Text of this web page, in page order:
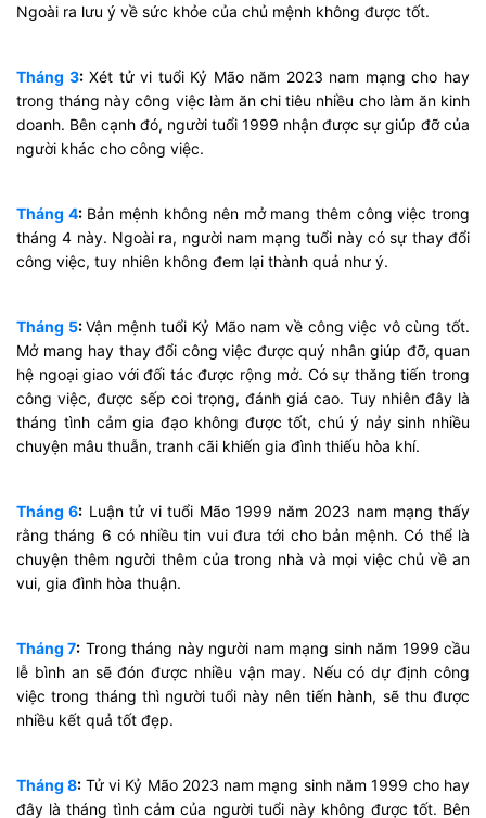
Ngoài ra lưu ý về sức khỏe của chủ mệnh không được tốt.
Tháng 3:Xét tử vi tuổi Kỷ Mão năm 2023 nam mạng cho hay
trong tháng này công việc làm ăn chi tiêu nhiều cho làm ăn kinh
doanh. Bên cạnh đó, người tuổi 1999 nhận được sự giúp đỡ của
người khác cho công việc.
Tháng 4:Bản mệnh không nên mở mang thêm công việc trong
tháng 4 này. Ngoài ra, người nam mạng tuổi này có sự thay đổi
công việc, tuy nhiên không đem lại thành quả như ý.
Tháng 5:Vận mệnh tuổi Kỷ Mão nam về công việc vô cùng tốt.
Mở mang hay thay đổi công việc được quý nhân giúp đỡ, quan
hệ ngoại giao với đối tác được rộng mở. Có sự thăng tiến trong
công việc, được sếp coi trọng, đánh giá cao. Tuy nhiên đây là
tháng tình cảm gia đạo không được tốt, chú ý nảy sinh nhiều
chuyện mâu thuẫn, tranh cãi khiến gia đình thiếu hòa khí.
Tháng 6: Luận tử vi tuổi Mão 1999 năm 2023 nam mạng thấy
rằng tháng 6 có nhiều tin vui đưa tới cho bản mệnh. Có thể là
chuyện thêm người thêm của trong nhà và mọi việc chủ về an
vui, gia đình hòa thuận.
Tháng 7: Trong tháng này người nam mạng sinh năm 1999 cầu
lễ bình an sẽ đón được nhiều vận may. Nếu có dự định công
việc trong tháng thì người tuổi này nên tiến hành, sẽ thu được
nhiều kết quả tốt đẹp.
Tháng 8: Tử vi Kỷ Mão 2023 nam mạng sinh năm 1999 cho hay
đây là tháng tình cảm của người tuổi này không được tốt. Bên